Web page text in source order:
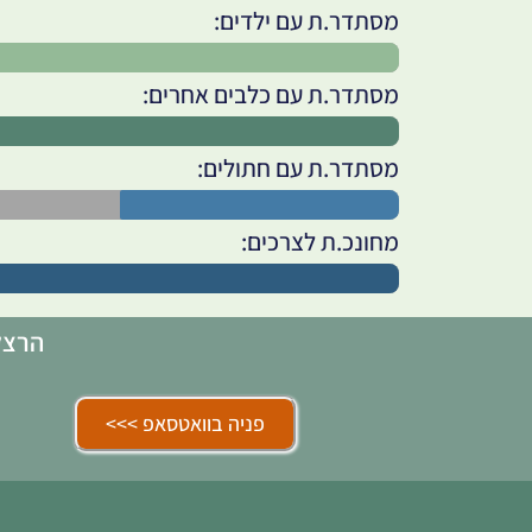
מסתדר.ת עם ילדים:
מסתדר.ת עם כלבים אחרים:
מסתדר.ת עם חתולים:
מחונכ.ת לצרכים:
פניה בוואטסאפ >>>